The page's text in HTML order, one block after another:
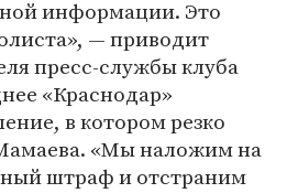
информации. Это
— приводит
пресс-службы клуба
«Краснодар»
в котором резко
«Мы наложим на
штраф и отстраним